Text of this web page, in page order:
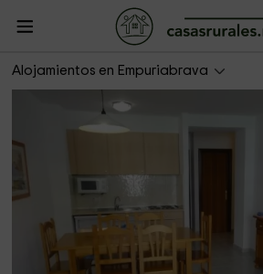
Alojamientos en Empuriabrava
Bertur Apartments- Comte Empuries 24 7